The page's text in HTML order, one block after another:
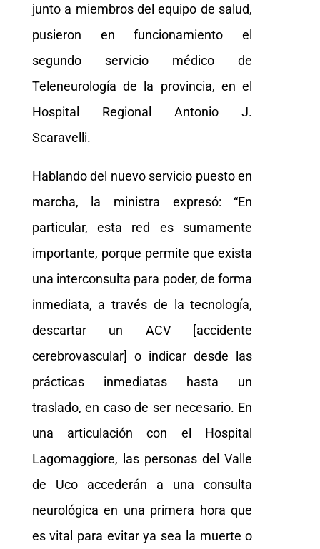
junto a miembros del equipo de salud,
pusieron en funcionamiento el
segundo servicio médico de
Teleneurología de la provincia, en el
Hospital Regional Antonio J.
Scaravelli.
Hablando del nuevo servicio puesto en
marcha, la ministra expresó: “En
particular, esta red es sumamente
importante, porque permite que exista
una interconsulta para poder, de forma
inmediata, a través de la tecnología,
descartar un ACV [accidente
cerebrovascular] o indicar desde las
prácticas inmediatas hasta un
traslado, en caso de ser necesario. En
una articulación con el Hospital
Lagomaggiore, las personas del Valle
de Uco accederán a una consulta
neurológica en una primera hora que
es vital para evitar ya sea la muerte o